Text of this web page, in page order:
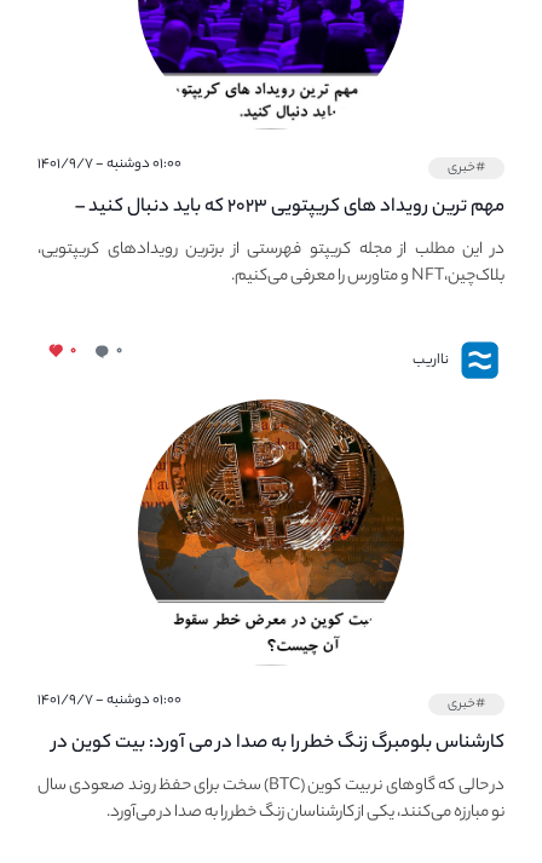
#خبری ۰۱:۰۰ دوشنبه - ۱۴۰۱/۹/۷
مهم ترین رویداد های کریپتویی ۲۰۲۳ که باید دنبال کنید –
معرفی بهترین رویداد های جهانی
در این مطلب از مجله کریپتو فهرستی از برترین رویدادهای کریپتویی،
بلاک‌چین،NFT و متاورس را معرفی می‌کنیم.
نااریب ۰ ۰
#خبری ۰۱:۰۰ دوشنبه - ۱۴۰۱/۹/۷
کارشناس بلومبرگ زنگ خطر را به صدا در می آورد: بیت کوین در
معرض خطر سقوط بزرگ است - دلیل آن چیست؟در حالی که گاوهای نر بیت کوین (BTC) سخت برای حفظ روند صعودی سال
نو مبارزه می‌کنند، یکی از کارشناسان زنگ خطر را به صدا در می‌آورد.